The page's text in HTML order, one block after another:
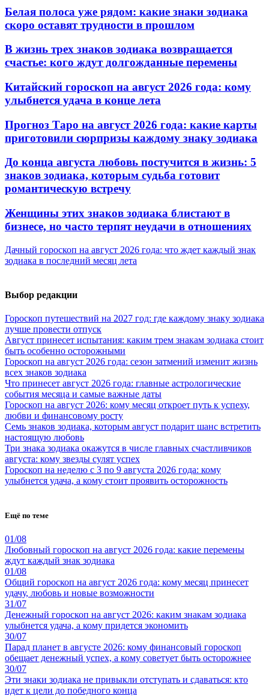
Белая полоса уже рядом: какие знаки зодиака
скоро оставят трудности в прошлом
В жизнь трех знаков зодиака возвращается
счастье: кого ждут долгожданные перемены
Китайский гороскоп на август 2026 года: кому
улыбнется удача в конце лета
Прогноз Таро на август 2026 года: какие карты
приготовили сюрпризы каждому знаку зодиака
До конца августа любовь постучится в жизнь: 5
знаков зодиака, которым судьба готовит
романтическую встречу
Женщины этих знаков зодиака блистают в
бизнесе, но часто терпят неудачи в отношениях
Дачный гороскоп на август 2026 года: что ждет каждый знак
зодиака в последний месяц лета
Выбор редакции
Гороскоп путешествий на 2027 год: где каждому знаку зодиака
лучше провести отпуск
Август принесет испытания: каким трем знакам зодиака стоит
быть особенно осторожными
Гороскоп на август 2026 года: сезон затмений изменит жизнь
всех знаков зодиака
Что принесет август 2026 года: главные астрологические
события месяца и самые важные даты
Гороскоп на август 2026: кому месяц откроет путь к успеху,
любви и финансовому росту
Семь знаков зодиака, которым август подарит шанс встретить
настоящую любовь
Три знака зодиака окажутся в числе главных счастливчиков
августа: кому звезды сулят успех
Гороскоп на неделю с 3 по 9 августа 2026 года: кому
улыбнется удача, а кому стоит проявить осторожность
Ещё по теме
01/08
Любовный гороскоп на август 2026 года: какие перемены
ждут каждый знак зодиака
01/08
Общий гороскоп на август 2026 года: кому месяц принесет
удачу, любовь и новые возможности
31/07
Денежный гороскоп на август 2026: каким знакам зодиака
улыбнется удача, а кому придется экономить
30/07
Парад планет в августе 2026: кому финансовый гороскоп
обещает денежный успех, а кому советует быть осторожнее
30/07
Эти знаки зодиака не привыкли отступать и сдаваться: кто
идет к цели до победного конца